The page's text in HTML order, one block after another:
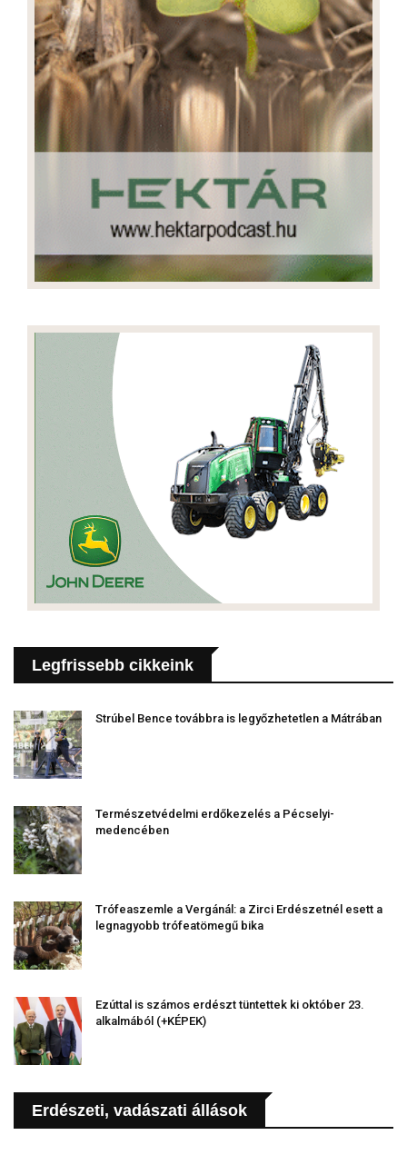
Legfrissebb cikkeink
Strúbel Bence továbbra is legyőzhetetlen a Mátrában
Természetvédelmi erdőkezelés a Pécselyi-
medencében
Trófeaszemle a Vergánál: a Zirci Erdészetnél esett a
legnagyobb trófeatömegű bika
Ezúttal is számos erdészt tüntettek ki október 23.
alkalmából (+KÉPEK)
Erdészeti, vadászati állások